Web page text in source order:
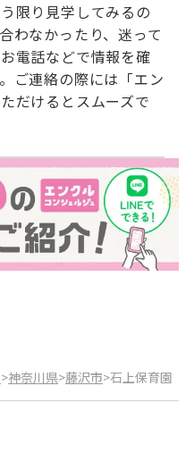
限り見学してみるの
わなかったり、迷って
電話などで情報を確
ご連絡の際には「エン
だけるとスムーズで
>神奈川県>藤沢市>石上保育園